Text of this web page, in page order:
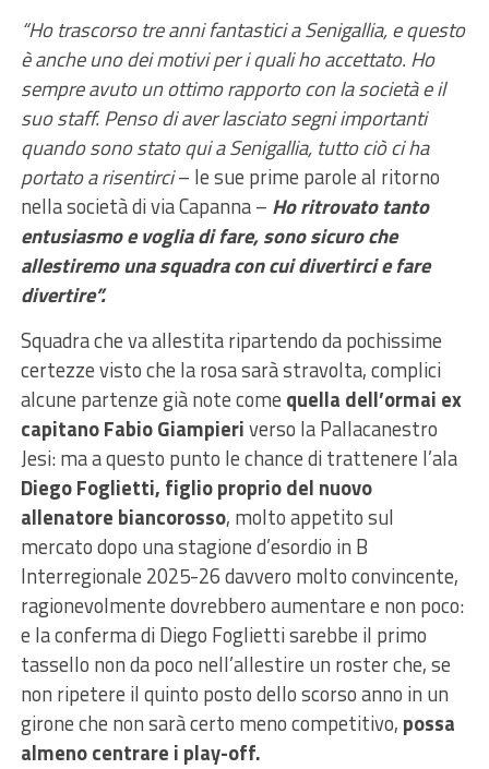
“Ho trascorso tre anni fantastici a Senigallia, e questo
è anche uno dei motivi per i quali ho accettato. Ho
sempre avuto un ottimo rapporto con la società e il
suo staff. Penso di aver lasciato segni importanti
quando sono stato qui a Senigallia, tutto ciò ci ha
portato a risentirci– le sue prime parole al ritorno
nella società di via Capanna – Ho ritrovato tanto
entusiasmo e voglia di fare, sono sicuro che
allestiremo una squadra con cui divertirci e fare
divertire”.
Squadra che va allestita ripartendo da pochissime
certezze visto che la rosa sarà stravolta, complici
alcune partenze già note come quella dell’ormai ex
capitano Fabio Giampieriverso la Pallacanestro
Jesi: ma a questo punto le chance di trattenere l’ala
Diego Foglietti, figlio proprio del nuovo
allenatore biancorosso, molto appetito sul
mercato dopo una stagione d’esordio in B
Interregionale 2025-26 davvero molto convincente,
ragionevolmente dovrebbero aumentare e non poco:
e la conferma di Diego Foglietti sarebbe il primo
tassello non da poco nell’allestire un roster che, se
non ripetere il quinto posto dello scorso anno in un
girone che non sarà certo meno competitivo, possa
almeno centrare i play-off.